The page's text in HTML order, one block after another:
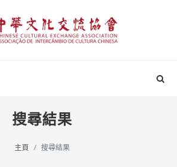
搜尋結果
主頁 搜尋結果